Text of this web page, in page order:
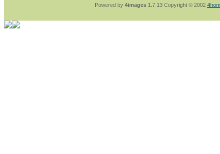
jan-lukas:geschrieben am: 28. 4. 2026 -
Powered by 4images 1.7.13 Copyright © 2002